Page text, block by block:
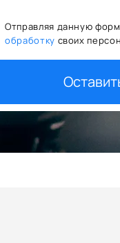
Отправляя данную
обработку своих